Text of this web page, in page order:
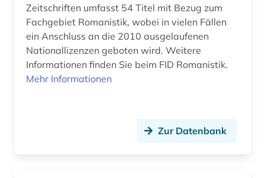
Zeitschriften umfasst 54 Titel mit Bezug zum
Fachgebiet Romanistik, wobei in vielen Fällen
ein Anschluss an die 2010 ausgelaufenen
Nationallizenzen geboten wird. Weitere
Informationen finden Sie beim FID Romanistik.
Mehr Informationen
Zur Datenbank